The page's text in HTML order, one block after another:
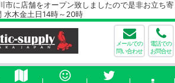
をオープン致しましたので是非お立ち寄
金土日14時～20時
メールでの
問い合わせ
電話での
お問合せ